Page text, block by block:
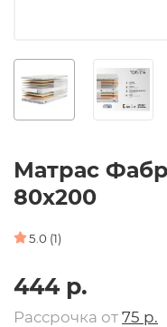
Матрас
80х200
5.0 (1)
444 р.
Рассрочка от 75 р.